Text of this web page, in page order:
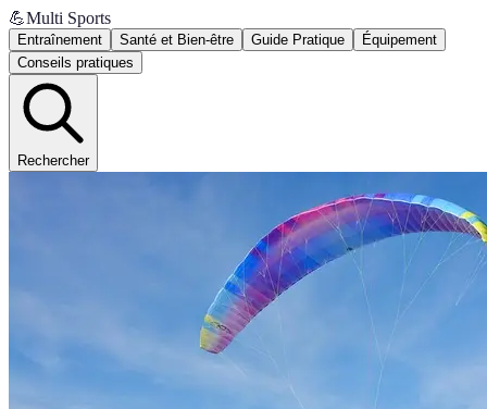
💪Multi Sports
Entraînement Santé et Bien-être Guide Pratique
Équipement
Conseils pratiques
Rechercher